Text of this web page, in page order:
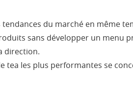
du marché en même
sans développer un menu
direction.
tea les plus performantes se